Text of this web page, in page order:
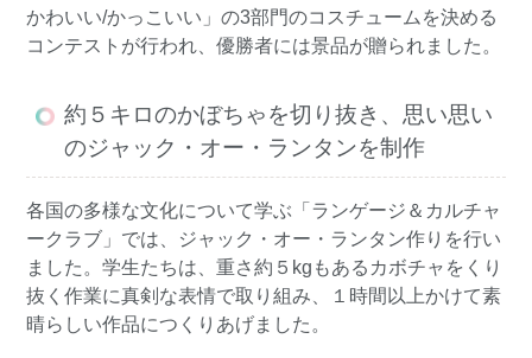
かわいい/かっこいい」の3部門のコスチュームを決める
コンテストが行われ、優勝者には景品が贈られました。
約５キロのかぼちゃを切り抜き、思い思い
のジャック・オー・ランタンを制作
各国の多様な文化について学ぶ「ランゲージ＆カルチャ
ークラブ」では、ジャック・オー・ランタン作りを行い
ました。学生たちは、重さ約５kgもあるカボチャをくり
抜く作業に真剣な表情で取り組み、１時間以上かけて素
晴らしい作品につくりあげました。